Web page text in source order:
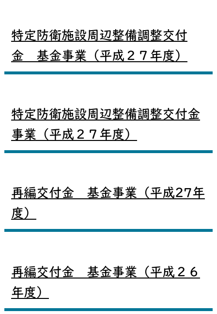
特定防衛施設周辺整備調整交付
金 基金事業（平成２７年度）
特定防衛施設周辺整備調整交付金
事業（平成２７年度）
再編交付金 基金事業（平成27年
度）
再編交付金 基金事業（平成２６
年度）